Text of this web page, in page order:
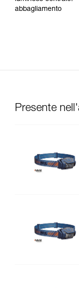
abbagliamento
Presente